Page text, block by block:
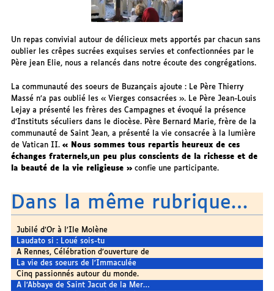
Un repas convivial autour de délicieux mets apportés par chacun sans
oublier les crêpes sucrées exquises servies et confectionnées par le
Père jean Elie, nous a relancés dans notre écoute des congrégations.
La communauté des soeurs de Buzançais ajoute : Le Père Thierry
Massé n’a pas oublié les « Vierges consacrées ». Le Père Jean-Louis
Lejay a présenté les frères des Campagnes et évoqué la présence
d’Instituts séculiers dans le diocèse. Père Bernard Marie, frère de la
communauté de Saint Jean, a présenté la vie consacrée à la lumière
de Vatican II.« Nous sommes tous repartis heureux de ces
échanges fraternels,un peu plus conscients de la richesse et de
la beauté de la vie religieuse » confie une participante.
Dans la même rubrique…
Jubilé d’Or à l’Ile Molène
Laudato si : Loué sois-tu
A Rennes, Célébration d’ouverture de
La vie des soeurs de l’Immaculée
Cinq passionnés autour du monde.
A l’Abbaye de Saint Jacut de la Mer…